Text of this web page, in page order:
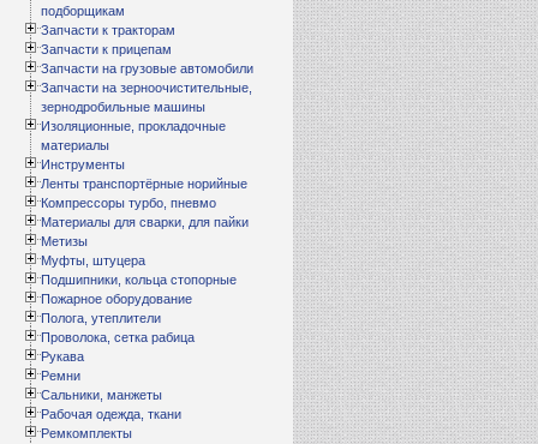
подборщикам
Запчасти к тракторам
Запчасти к прицепам
Запчасти на грузовые автомобили
Запчасти на зерноочистительные,
зернодробильные машины
Изоляционные, прокладочные
материалы
Инструменты
Ленты транспортёрные норийные
Компрессоры турбо, пневмо
Материалы для сварки, для пайки
Метизы
Муфты, штуцера
Подшипники, кольца стопорные
Пожарное оборудование
Полога, утеплители
Проволока, сетка рабица
Рукава
Ремни
Сальники, манжеты
Рабочая одежда, ткани
Ремкомплекты